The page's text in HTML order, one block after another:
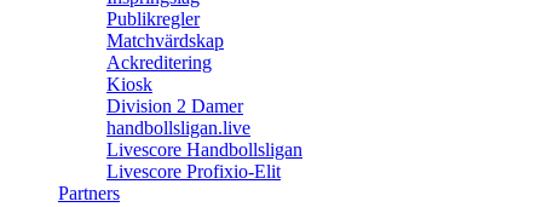
Publikregler
Matchvärdskap
Ackreditering
Kiosk
Division 2 Damer
handbollsligan.live
Livescore Handbollsligan
Livescore Profixio-Elit
Partners